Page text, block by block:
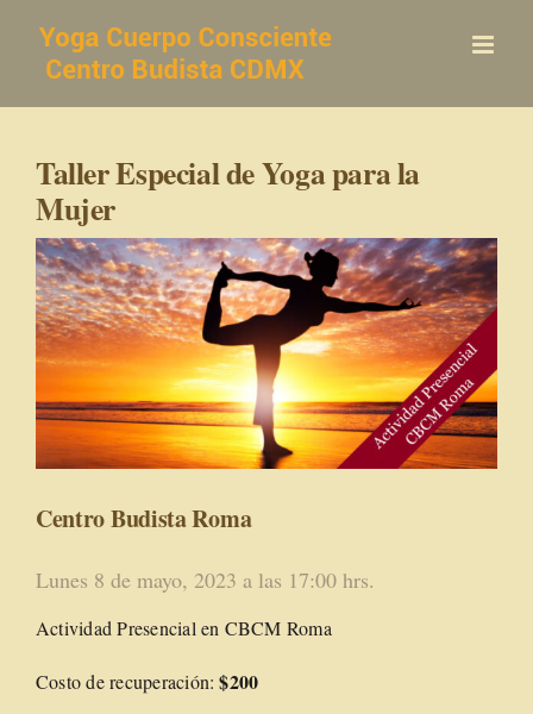
contenido
Taller Especial de Yoga para la
Mujer
Centro Budista Roma
Lunes 8 de mayo, 2023 a las 17:00 hrs.
Actividad Presencial en CBCM Roma
Costo de recuperación: $200